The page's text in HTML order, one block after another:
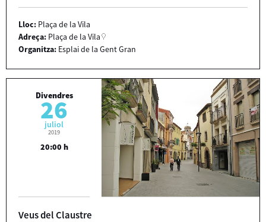
Lloc: Plaça de la Vila
Adreça: Plaça de la Vila
Organitza: Esplai de la Gent Gran
Divendres
26
juliol
2019
20:00 h
Veus del Claustre